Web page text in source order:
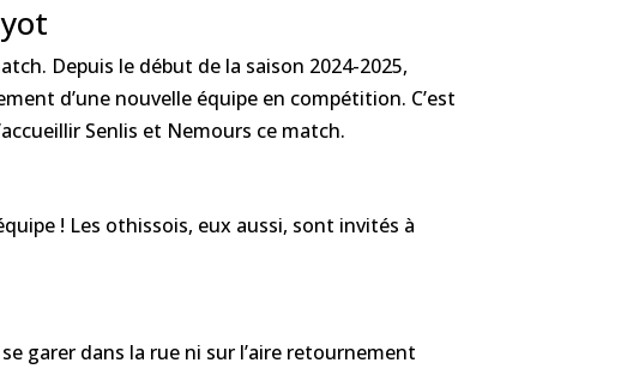
Depuis le début de la saison 2024-2025,
d’une nouvelle équipe en compétition. C’est
Senlis et Nemours ce match.
! Les othissois, eux aussi, sont invités à
garer dans la rue ni sur l’aire retournement